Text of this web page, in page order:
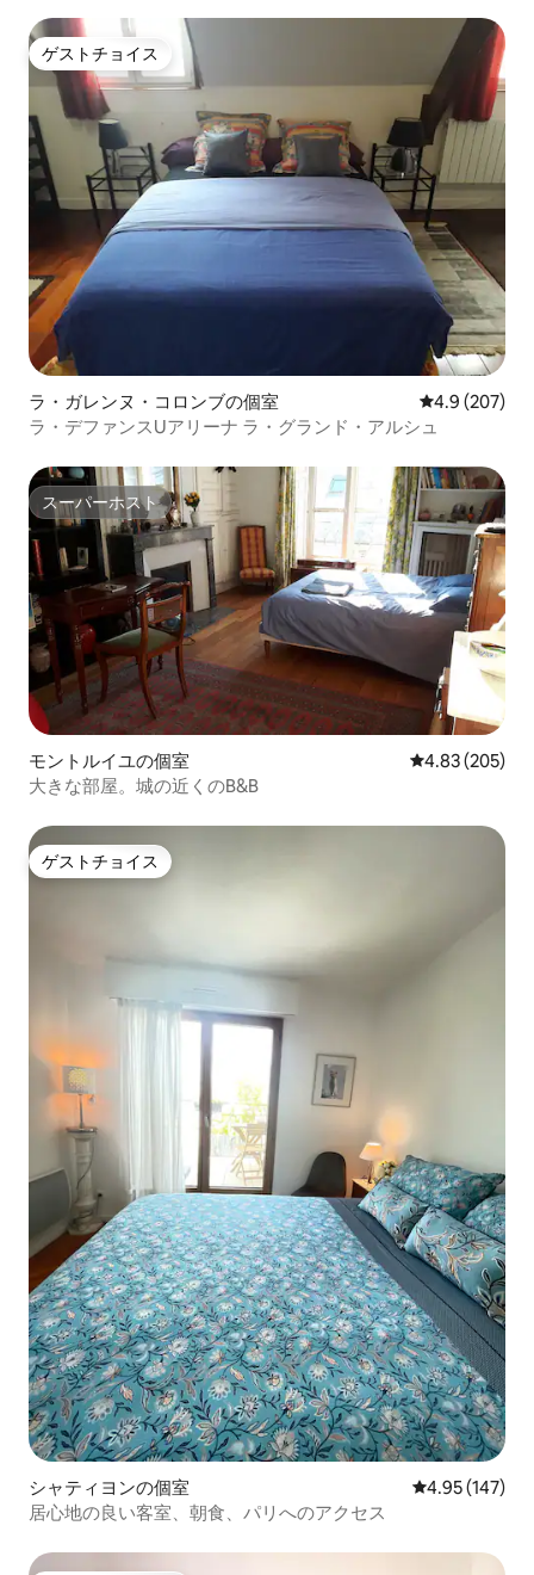
ゲストチョイス
ゲストチョイス
ラ・ガレンヌ・コロンブの個室 レビュー207
4.9 (207)
ラ・デファンスUアリーナ ラ・グランド・アルシュ
スーパーホスト
スーパーホスト
モントルイユの個室 レビュー205
4.83 (205)
大きな部屋。城の近くのB&B
ゲストチョイス
ゲストチョイス
シャティヨンの個室 レビュー147
4.95 (147)
居心地の良い客室、朝食、パリへのアクセス